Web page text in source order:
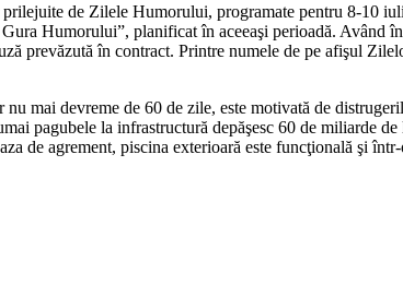
de Zilele Humorului, programate pentru 8-10
Humorului”, planificat în aceeaşi perioadă. Având
prevăzută în contract. Printre numele de pe afişul
mai devreme de 60 de zile, este motivată de
pagubele la infrastructură depăşesc 60 de miliarde
de agrement, piscina exterioară este funcţională şi